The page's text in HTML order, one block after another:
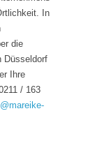
In
die
Düsseldorf
Ihre
/ 163
@mareike-